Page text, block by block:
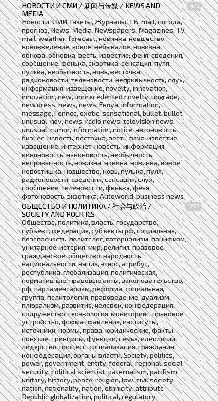
НОВОСТИ И СМИ / 新闻与传媒 / NEWS AND
MEDIA
470
Новости, СМИ, Газеты, Журналы, ТВ, mail, погода,
прогноз, News, Media, Newspapers, Magazines, TV,
mail, weather, forecast, новинка, новшество,
нововведение, новое, небывалое, новизна,
обнова, обновка, весть, известие; феня, сведения,
сообщение, фенька, экзотика, сенсация, пуля,
пулька, необычность, новь, весточка,
радионовости, теленовости, непривычность, слух,
информация, извещение, novelty, innovation,
innovation, new, unprecedented novelty, upgrade,
new dress, news, news; Fenya, information,
message, Fennec, exotic, sensational, bullet, bullet,
unusual, nov, news, radio news, television news,
unusual, rumor, information, notice, автоновость,
бизнес-новость, весточка, весть, вяха, известие,
извещение, интернет-новость, информация,
киноновость, наноновость, необычность,
непривычность, новизна, новина, новинка, новое,
новостишка, новшество, новь, пулька, пуля,
радионовости, сведения, сенсация, слух,
сообщение, теленовости, фенька, феня,
фотоновость, экзотика, Autoworld, business news
ОБЩЕСТВО И ПОЛИТИКА / 社会与政治 /
SOCIETY AND POLITICS
1297
Общество, политика, власть, государство,
субъект, федерация, субъекты рф, социальная,
безопасность, политолог, патернализм, пацифизм,
унитарное, история, мир, религия, правовое,
гражданское, общество, народность,
национальности, нация, этнос, атрибут,
республика, глобализация, политическая,
нормативные, правовые акты, законодательство,
рф, парламентаризм, реформа, социальная,
группа, политология, правоведение, дуализм,
плюрализм, развитие, человек, конфедерация,
содружество, геоэкология, мониторинг, правовое
устройство, форма правления, институты,
источники, нормы, права, юридические, факты,
понятие, принципы, функции, семья, идеологии,
лидерство, процесс, социализация, гражданин,
конфедерация, органы власти, Society, politics,
power, government, entity, federal, regional, social,
security, political scientist, paternalism, pacifism,
unitary, history, peace, religion, law, civil society,
nation, nationality, nation, ethnicity, attribute
Republic globalization, political, regulatory